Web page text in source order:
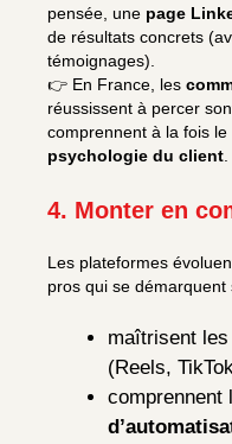
pensée, une page
de résultats concrets
témoignages).
👉 En France, les
réussissent à percer
comprennent à la fois le
psychologie du client
4. Monter en
Les plateformes
pros qui se démarquent
maîtrisent les
(Reels,
comprennent